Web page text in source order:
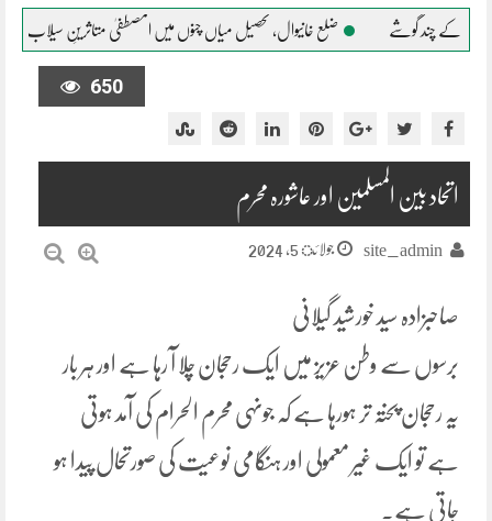
ضلع خانیوال، تحصیل میاں چنوں میں المصطفیٰ متاثرینِ سیلاب کے شانہ بشانہ جلال پور
650
اتحاد بین المسلمین اور عاشورہ محرم
site_admin جولائ 5, 2024
صاحبزادہ سید خورشید گیلانی
برسوں سے وطن عزیز میں ایک رحجان چلا آ رہا ہے اور ہر بار
یہ رحجان پختہ تر ہورہا ہے کہ جونہی محرم الحرام کی آمد ہوتی
ہے تو ایک غیر معمولی اور ہنگامی نوعیت کی صورتحال پیدا ہو
جاتی ہے۔